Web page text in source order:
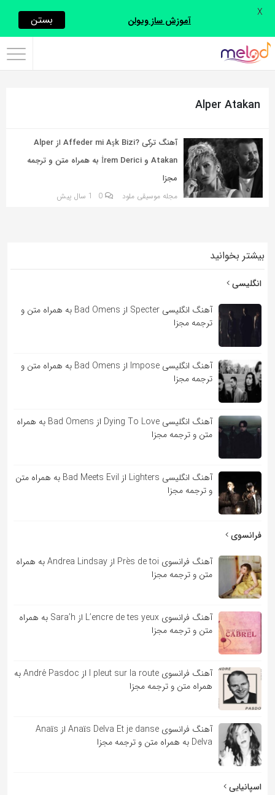
اشتراک
با
از
زیر
می‌توانید
این
صفحه
خود
به
بگذارید.
لینک
Alper Atakan
آهنگ ترکی ?Affeder mi Aşk Bizi از Alper
Atakan و İrem Derici به همراه متن و ترجمه
مجزا
مجله موسیقی ملود 0 1 سال پیش
بیشتر بخوانید
انگلیسی
آهنگ انگلیسی Specter از Bad Omens به همراه متن و
ترجمه مجزا
آهنگ انگلیسی Impose از Bad Omens به همراه متن و
ترجمه مجزا
آهنگ انگلیسی Dying To Love از Bad Omens به همراه
متن و ترجمه مجزا
آهنگ انگلیسی Lighters از Bad Meets Evil به همراه متن
و ترجمه مجزا
فرانسوی
آهنگ فرانسوی Près de toi از Andrea Lindsay به همراه
متن و ترجمه مجزا
آهنگ فرانسوی L’encre de tes yeux از Sara’h به همراه
متن و ترجمه مجزا
آهنگ فرانسوی l pleut sur la route از André Pasdoc به
همراه متن و ترجمه مجزا
آهنگ فرانسوی Anaïs Delva Et je danse از Anaïs
Delva به همراه متن و ترجمه مجزا
اسپانیایی
آموزش ساز ویولن بستن X